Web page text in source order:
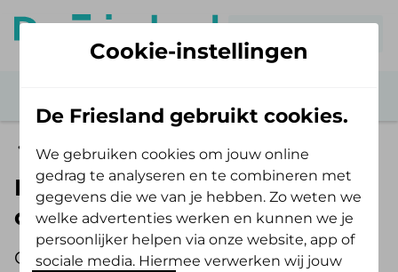
Aanvragen vervoerskosten
Declareren
overnachtingskosten
Gaat u 3 of meer dagen achter elkaar
Cookie-instellingen
De Friesland gebruikt cookies.
We gebruiken cookies om jouw online
gedrag te analyseren en te combineren met
gegevens die we van je hebben. Zo weten we
welke advertenties werken en kunnen we je
persoonlijker helpen via onze website, app of
sociale media. Hiermee verwerken wij jouw